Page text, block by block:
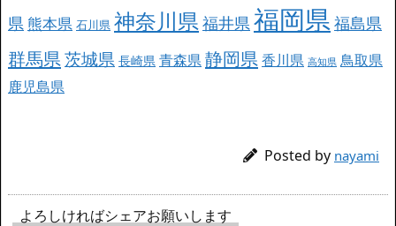
県 熊本県 石川県 神奈川県 福井県 福岡県福島県
群馬県茨城県 長崎県 青森県静岡県 香川県 高知県 鳥取県
鹿児島県
Posted by nayami
よろしければシェアお願いします